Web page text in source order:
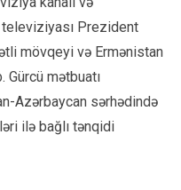
Prezident
mövqeyi və Ermənistan
Gürcü mətbuatı
Azərbaycan sərhədində
ilə bağlı tənqidi